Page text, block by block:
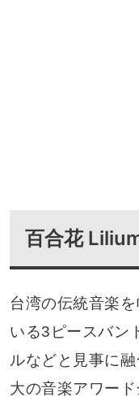
百合花
台湾の伝統音楽
いる3ピースバン
ルなどと見事に
大の音楽アワー